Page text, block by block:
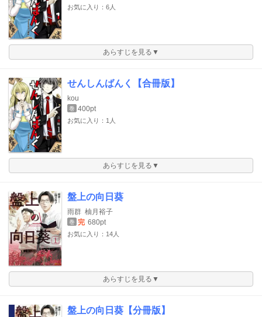
お気に入り：6人
あらすじを見る▼
せんしんばんく【合冊版】
kou
巻 400pt
お気に入り：1人
あらすじを見る▼
盤上の向日葵
雨群 柚月裕子
巻 完 680pt
お気に入り：14人
あらすじを見る▼
盤上の向日葵【分冊版】